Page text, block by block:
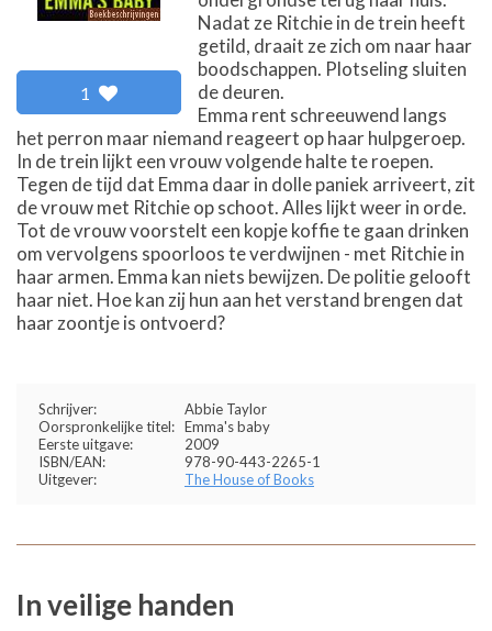
1
Nadat ze Ritchie in de trein heeft
getild, draait ze zich om naar haar
boodschappen. Plotseling sluiten
de deuren.
Emma rent schreeuwend langs
het perron maar niemand reageert op haar hulpgeroep.
In de trein lijkt een vrouw volgende halte te roepen.
Tegen de tijd dat Emma daar in dolle paniek arriveert, zit
de vrouw met Ritchie op schoot. Alles lijkt weer in orde.
Tot de vrouw voorstelt een kopje koffie te gaan drinken
om vervolgens spoorloos te verdwijnen - met Ritchie in
haar armen. Emma kan niets bewijzen. De politie gelooft
haar niet. Hoe kan zij hun aan het verstand brengen dat
haar zoontje is ontvoerd?
Schrijver:
Abbie Taylor
Oorspronkelijke titel: Emma's baby
Eerste uitgave:
2009
ISBN/EAN:
978-90-443-2265-1
Uitgever:
The House of Books
In veilige handen